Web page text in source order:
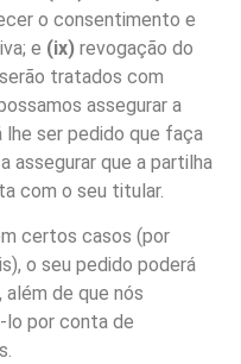
o consentimento e
e (ix) revogação do
tratados com
assegurar a
ser pedido que faça
assegurar que a partilha
com o seu titular.
certos casos (por
o seu pedido poderá
de que nós
lo por conta de